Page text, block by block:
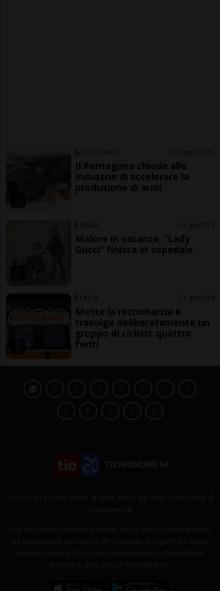
STATI UNITI 22 ore 7 71
Il Pentagono chiede alle
industrie di accelerare la
produzione di armi
ITALIA 1 gior 15
Malore in vacanza, "Lady
Gucci" finisce in ospedale
ITALIA 1 gior 19
Mette la retromarcia e
travolge deliberatamente un
gruppo di ciclisti: quattro
feriti